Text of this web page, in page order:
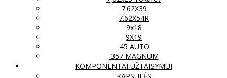
7.62X39
7.62X54R
9x18
9X19
.45 AUTO
.357 MAGNUM
KOMPONENTAI UŽTAISYMUI
KAPSULĖS